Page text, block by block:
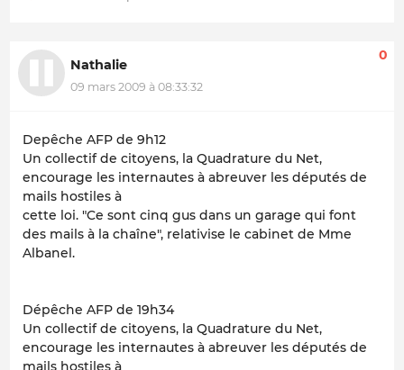
Nathalie
09 mars 2009 à 08:33:32
0
Depêche AFP de 9h12
Un collectif de citoyens, la Quadrature du Net,
encourage les internautes à abreuver les députés de
mails hostiles à
cette loi. "Ce sont cinq gus dans un garage qui font
des mails à la chaîne", relativise le cabinet de Mme
Albanel.
Dépêche AFP de 19h34
Un collectif de citoyens, la Quadrature du Net,
encourage les internautes à abreuver les députés de
mails hostiles à